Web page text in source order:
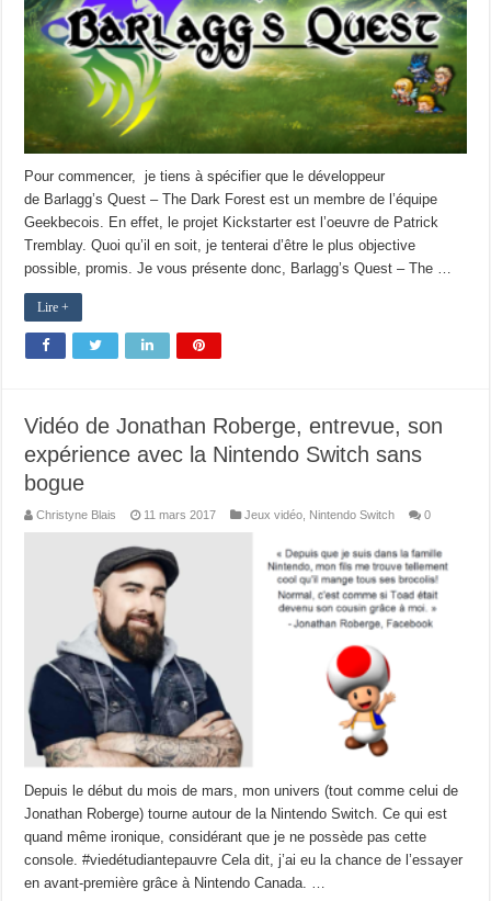
Pour commencer, je tiens à spécifier que le développeur
de Barlagg’s Quest – The Dark Forest est un membre de l’équipe
Geekbecois. En effet, le projet Kickstarter est l’oeuvre de Patrick
Tremblay. Quoi qu’il en soit, je tenterai d’être le plus objective
possible, promis. Je vous présente donc, Barlagg’s Quest – The …
Lire +
Vidéo de Jonathan Roberge, entrevue, son
expérience avec la Nintendo Switch sans
bogue
Christyne Blais 11 mars 2017 Jeux vidéo Nintendo Switch 0
Depuis le début du mois de mars, mon univers (tout comme celui de
Jonathan Roberge) tourne autour de la Nintendo Switch. Ce qui est
quand même ironique, considérant que je ne possède pas cette
console. #viedétudiantepauvre Cela dit, j’ai eu la chance de l’essayer
en avant-première grâce à Nintendo Canada. …